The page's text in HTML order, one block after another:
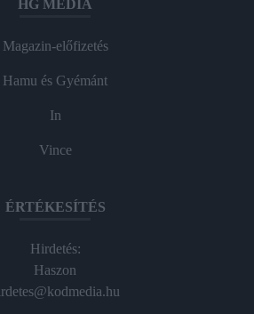
HG MEDIA
Magazin-előfizetés
Hamu és Gyémánt
In
Vince
ÉRTÉKESÍTÉS
Hirdetés:
Haszon